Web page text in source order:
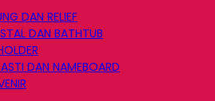
DAN RELIEF
DAN BATHTUB
DAN NAMEBOARD